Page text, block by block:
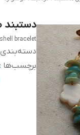
shell bracelet
دسته‌بندی
برچسب‌ها :